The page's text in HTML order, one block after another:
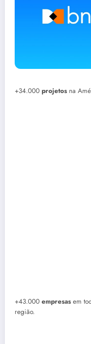
+34.000 projetos na
+43.000 empresas em
região.